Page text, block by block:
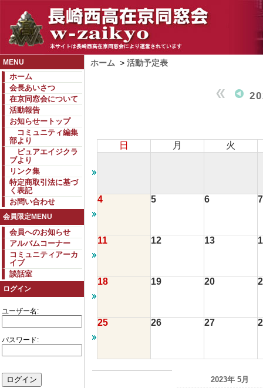
MENU
ホーム
会長あいさつ
在京同窓会について
活動報告
お知らせートップ
コミュニティ編集
部より
ピュアエイジクラ
ブより
リンク集
特定商取引法に基づ
く表記
お問い合わせ
会員限定MENU
会員へのお知らせ
アルバムコーナー
コミュニティアーカ
イブ
談話室
ログイン
ユーザー名:
パスワード:
ホーム > 活動予定表
日 月 火
4 5 6 7
11 12 13
18 19 20
25 26 27
2023年 5月